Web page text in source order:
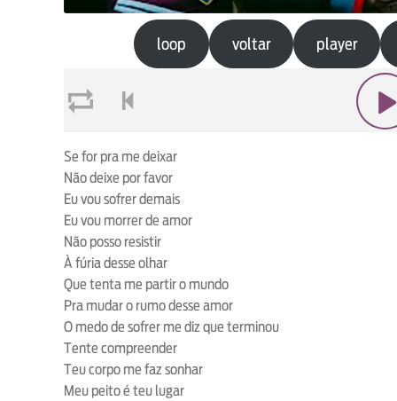
loop voltar player
Se for pra me deixar
Não deixe por favor
Eu vou sofrer demais
Eu vou morrer de amor
Não posso resistir
À fúria desse olhar
Que tenta me partir o mundo
Pra mudar o rumo desse amor
O medo de sofrer me diz que terminou
Tente compreender
Teu corpo me faz sonhar
Meu peito é teu lugar